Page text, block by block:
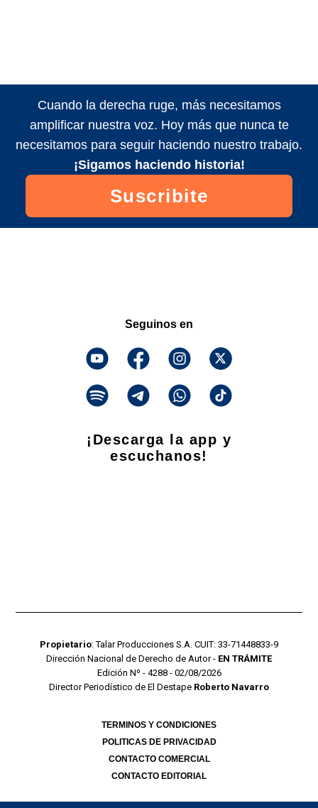
Cuando la derecha ruge, más necesitamos
amplificar nuestra voz. Hoy más que nunca te
necesitamos para seguir haciendo nuestro trabajo.
¡Sigamos haciendo historia!
Suscribite
Seguinos en
¡Descarga la app y
escuchanos!
Propietario: Talar Producciones S.A. CUIT: 33-71448833-9
Dirección Nacional de Derecho de Autor - EN TRÁMITE
Edición Nº - 4288 - 02/08/2026
Director Periodístico de El Destape Roberto Navarro
TERMINOS Y CONDICIONES
POLITICAS DE PRIVACIDAD
CONTACTO COMERCIAL
CONTACTO EDITORIAL